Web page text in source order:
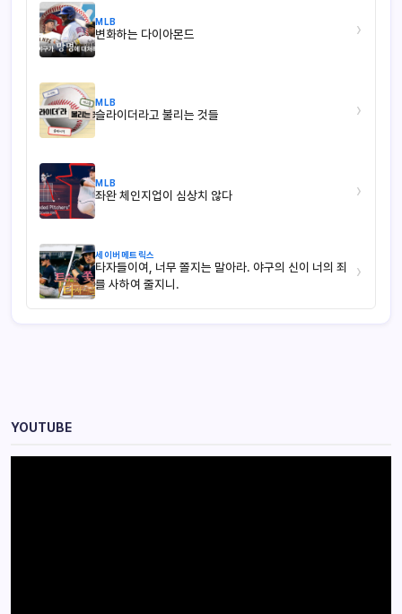
MLB
변화하는 다이아몬드 ›
MLB
슬라이더라고 불리는 것들 ›
MLB
좌완 체인지업이 심상치 않다 ›
세이버메트릭스
타자들이여, 너무 쫄지는 말아라. 야구의 신이 너의 죄
를 사하여 줄지니.
›
YOUTUBE